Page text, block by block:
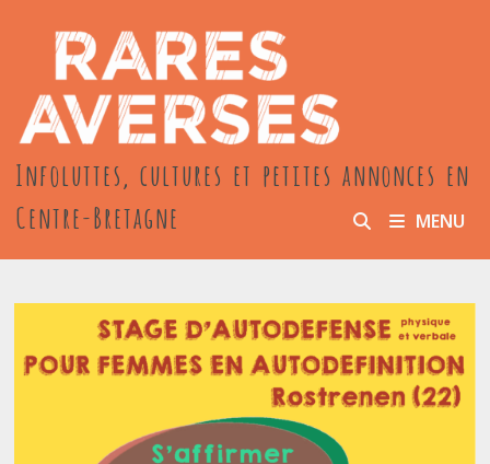
contenu
Infoluttes, cultures et petites annonces en
Centre-Bretagne
MENU